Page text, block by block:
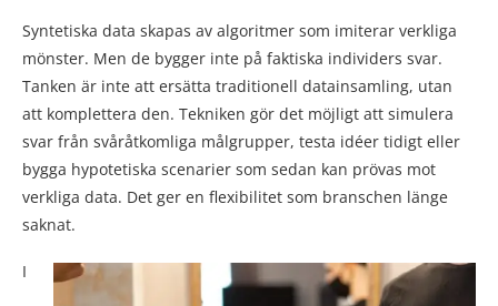
Syntetiska data skapas av algoritmer som imiterar verkliga
mönster. Men de bygger inte på faktiska individers svar.
Tanken är inte att ersätta traditionell datainsamling, utan
att komplettera den. Tekniken gör det möjligt att simulera
svar från svåråtkomliga målgrupper, testa idéer tidigt eller
bygga hypotetiska scenarier som sedan kan prövas mot
verkliga data. Det ger en flexibilitet som branschen länge
saknat.
I